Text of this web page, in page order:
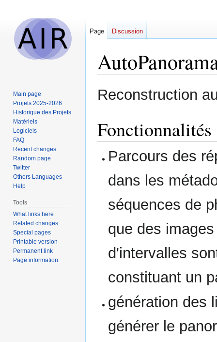
Jump
to
Jump
to
Reconstruction
Fonctionnalités
Parcours des
dans les
séquences de
que des
d'intervalles
constituant un
génération des
générer le
Page Discussion
Main page
Projets 2025-2026
Historique des Projets
Matériels
Logiciels
FAQ
Recent changes
Random page
Twitter
Others Languages
Help
Tools
What links here
Related changes
Special pages
Printable version
Permanent link
Page information